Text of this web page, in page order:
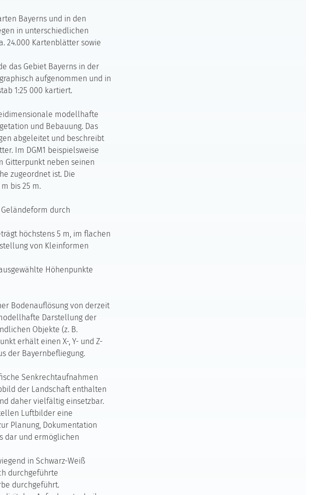
Bayerns und in den
in unterschiedlichen
24.000 Kartenblätter sowie
das Gebiet Bayerns in der
aufgenommen und in
1:25 000 kartiert.
modellhafte
und Bebauung. Das
abgeleitet und beschreibt
Im DGM1 beispielsweise
Gitterpunkt neben seinen
zugeordnet ist. Die
bis 25 m.
durch
höchstens 5 m, im flachen
von Kleinformen
Höhenpunkte
Bodenauflösung von derzeit
Darstellung der
Objekte (z. B.
erhält einen X-, Y- und Z-
der Bayernbefliegung.
Senkrechtaufnahmen
der Landschaft enthalten
daher vielfältig einsetzbar.
Luftbilder eine
Planung, Dokumentation
dar und ermöglichen
in Schwarz-Weiß
durchgeführte
durchgeführt.